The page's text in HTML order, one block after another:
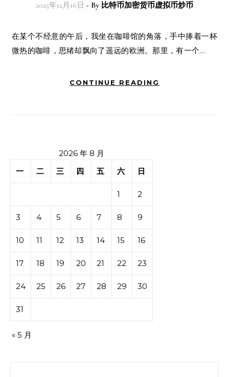
2025年12月16日 - By 比特币加密货币虚拟币炒币
在某个不经意的午后，我坐在咖啡馆的角落，手中捧着一杯
微热的咖啡，思绪却飘向了遥远的欧洲。那里，有一个…
CONTINUE READING
2026 年 8 月
一
二 三 四 五 六 日
1 2
3 4 5 6 7 8 9
10 11 12 13 14 15 16
17 18 19 20 21 22 23
24 25 26 27 28 29 30
31
« 5 月